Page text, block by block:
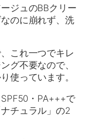
ジュのBBクリー
のに崩れず、洗
これ一つでキレ
グ不要なので、
使っています。
・PA+++で
チュラル」の2